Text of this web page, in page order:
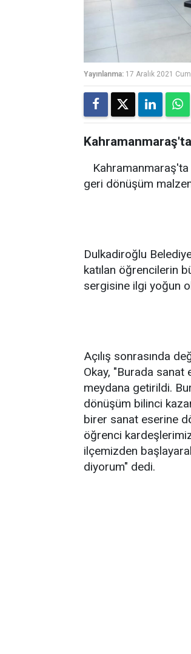
Yayınlanma: 17 Aralık 2021
geri dönüşüm
Dulkadiroğlu
katılan öğrencilerin
sergisine ilgi yoğun
Açılış sonrasında
Okay, "Burada sanat
meydana getirildi.
dönüşüm bilinci
birer sanat eserine
öğrenci
ilçemizden
diyorum" dedi.